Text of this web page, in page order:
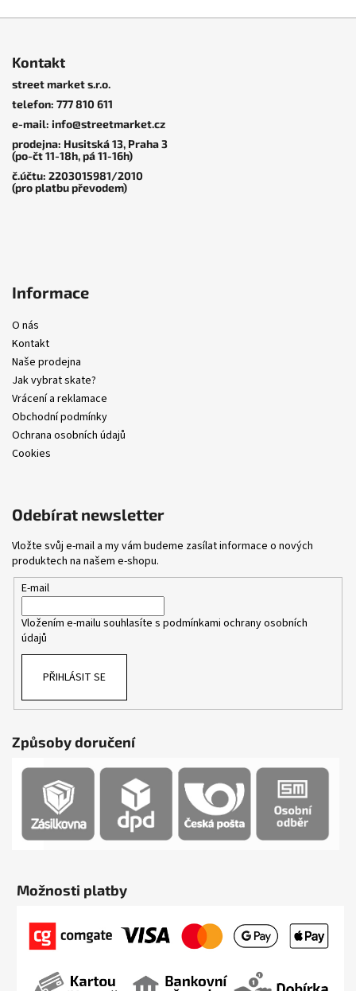
Kontakt
street market s.r.o.
telefon: 777 810 611
e-mail: info@streetmarket.cz
prodejna: Husitská 13, Praha 3
(po-čt 11-18h, pá 11-16h)
č.účtu: 2203015981/2010
(pro platbu převodem)
Informace
O nás
Kontakt
Naše prodejna
Jak vybrat skate?
Vrácení a reklamace
Obchodní podmínky
Ochrana osobních údajů
Cookies
Odebírat newsletter
Vložte svůj e-mail a my vám budeme zasílat informace o nových
produktech na našem e-shopu.
E-mail
Vložením e-mailu souhlasíte s podmínkami ochrany osobních
údajů
PŘIHLÁSIT SE
Způsoby doručení
Možnosti platby